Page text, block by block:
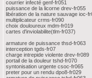
courrier infecté genf-fr051
puissance de la licorne drev-fr055
libération de la nature sauvage ioc-
multiplicateur crms-fr090
choix douloureux mdm-fr019
cartes d'inviolabilite(tlm-fr037)
armature de puissance thsd-fr063
interception tgds-fr07
charge intrepide violente drev-fr089
portail de la douleur tshd-fr070
syntonisation urgente csoc-fr065
preter pour un rendu dpo8-fr029